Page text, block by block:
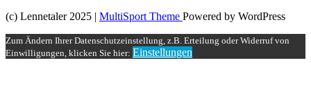
(c) Lennetaler 2025 | MultiSport Theme Powered by WordPress
Zum Ändern Ihrer Datenschutzeinstellung, z.B. Erteilung oder Widerruf von
Einwilligungen, klicken Sie hier: Einstellungen